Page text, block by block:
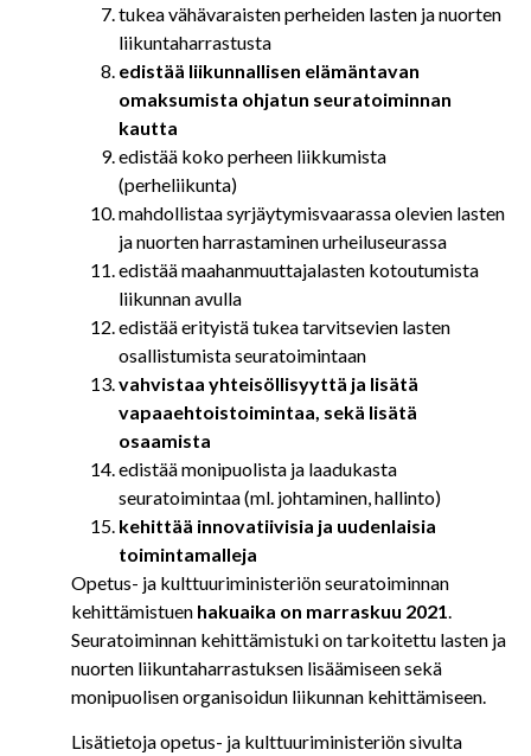
tukea vähävaraisten perheiden lasten ja nuorten
liikuntaharrastusta
edistää liikunnallisen elämäntavan
omaksumista ohjatun seuratoiminnan
kautta
edistää koko perheen liikkumista
(perheliikunta)
mahdollistaa syrjäytymisvaarassa olevien lasten
ja nuorten harrastaminen urheiluseurassa
edistää maahanmuuttajalasten kotoutumista
liikunnan avulla
edistää erityistä tukea tarvitsevien lasten
osallistumista seuratoimintaan
vahvistaa yhteisöllisyyttä ja lisätä
vapaaehtoistoimintaa, sekä lisätä
osaamista
edistää monipuolista ja laadukasta
seuratoimintaa (ml. johtaminen, hallinto)
kehittää innovatiivisia ja uudenlaisia
toimintamalleja
Opetus- ja kulttuuriministeriön seuratoiminnan
kehittämistuen hakuaika on marraskuu 2021
Seuratoiminnan kehittämistuki on tarkoitettu lasten ja
nuorten liikuntaharrastuksen lisäämiseen sekä
monipuolisen organisoidun liikunnan kehittämiseen.
Lisätietoja opetus- ja kulttuuriministeriön sivulta